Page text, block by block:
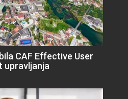
CAF Effective User
upravljanja